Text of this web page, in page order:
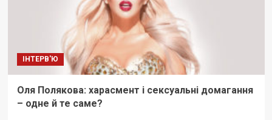
ІНТЕРВ'Ю
Оля Полякова: харасмент і сексуальні домагання
– одне й те саме?